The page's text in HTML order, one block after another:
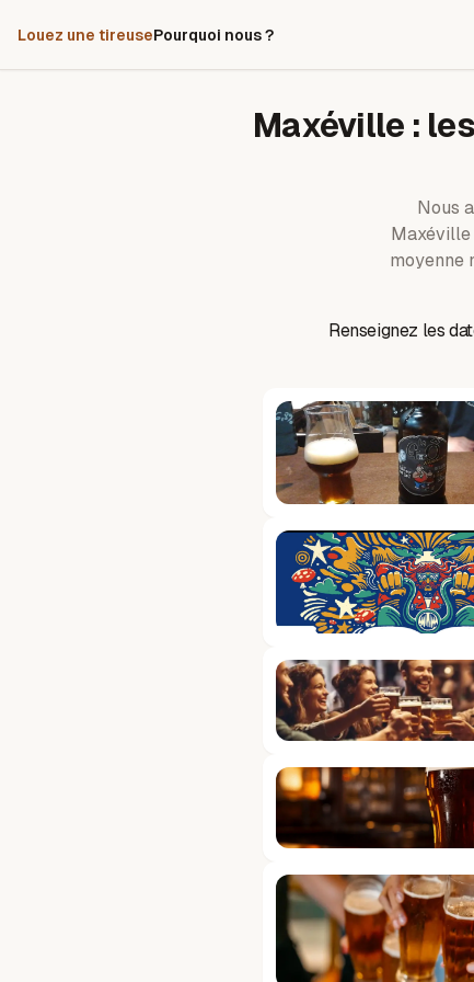
Louez une tireusePourquoi nous ?
Maxéville : les
Nous
Maxéville
moyenne
Renseignez les